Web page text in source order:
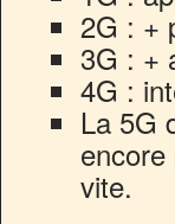
2G : +
3G : +
4G :
La 5G
encore
vite.